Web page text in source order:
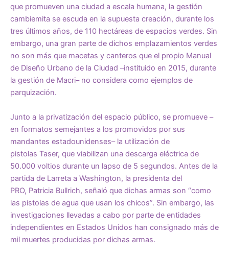
que promueven una ciudad a escala humana, la gestión
cambiemita se escuda en la supuesta creación, durante los
tres últimos años, de 110 hectáreas de espacios verdes. Sin
embargo, una gran parte de dichos emplazamientos verdes
no son más que macetas y canteros que el propio Manual
de Diseño Urbano de la Ciudad –instituido en 2015, durante
la gestión de Macri– no considera como ejemplos de
parquización.
Junto a la privatización del espacio público, se promueve –
en formatos semejantes a los promovidos por sus
mandantes estadounidenses– la utilización de
pistolas Taser, que viabilizan una descarga eléctrica de
50.000 voltios durante un lapso de 5 segundos. Antes de la
partida de Larreta a Washington, la presidenta del
PRO, Patricia Bullrich, señaló que dichas armas son “como
las pistolas de agua que usan los chicos”. Sin embargo, las
investigaciones llevadas a cabo por parte de entidades
independientes en Estados Unidos han consignado más de
mil muertes producidas por dichas armas.